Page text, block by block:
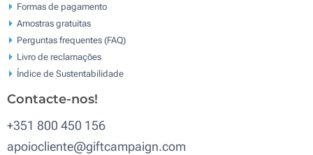
Formas de pagamento
Amostras gratuitas
Perguntas frequentes (FAQ)
Livro de reclamaçōes
Índice de Sustentabilidade
Contacte-nos!
+351 800 450 156
apoiocliente@giftcampaign.com